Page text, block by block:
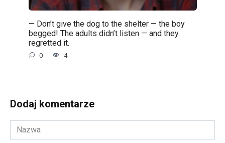
— Don’t give the dog to the shelter — the boy
begged! The adults didn’t listen — and they
regretted it.
0 4
Dodaj komentarze
Nazwa
*